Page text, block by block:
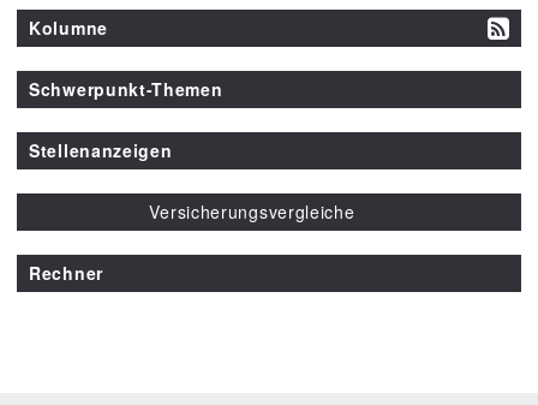
Kolumne
Schwerpunkt-Themen
Stellenanzeigen
Versicherungsvergleiche
Rechner